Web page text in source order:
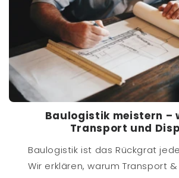
Baulogistik meistern –
Transport und
Baulogistik ist das Rückgrat
Wir erklären, warum Transport